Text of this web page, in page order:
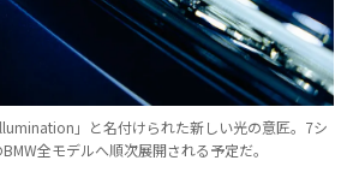
」と名付けられた新しい光の意匠。7シ
全モデルへ順次展開される予定だ。